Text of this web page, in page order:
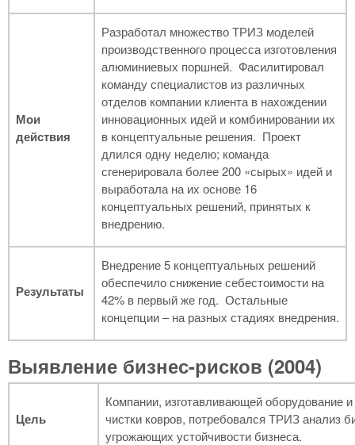
Мои
действия
Разработал множество ТРИЗ моделей
производственного процесса изготовления
алюминиевых поршней. Фасилитировал
команду специалистов из различных
отделов компании клиента в нахождении
инновационных идей и комбинировании их
в концептуальные решения. Проект
длился одну неделю; команда
сгенерировала более 200 «сырых» идей и
выработала на их основе 16
концептуальных решений, принятых к
внедрению.
Результаты
Внедрение 5 концептуальных решений
обеспечило снижение себестоимости на
42% в первый же год. Остальные
концепции – на разных стадиях внедрения.
Выявление бизнес-рисков (2004)
Цель
Компании, изготавливающей оборудование
чистки ковров, потребовался ТРИЗ анализ
угрожающих устойчивости бизнеса.